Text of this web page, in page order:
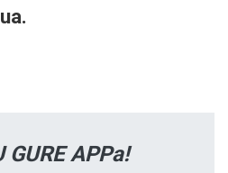
GURE APPa!